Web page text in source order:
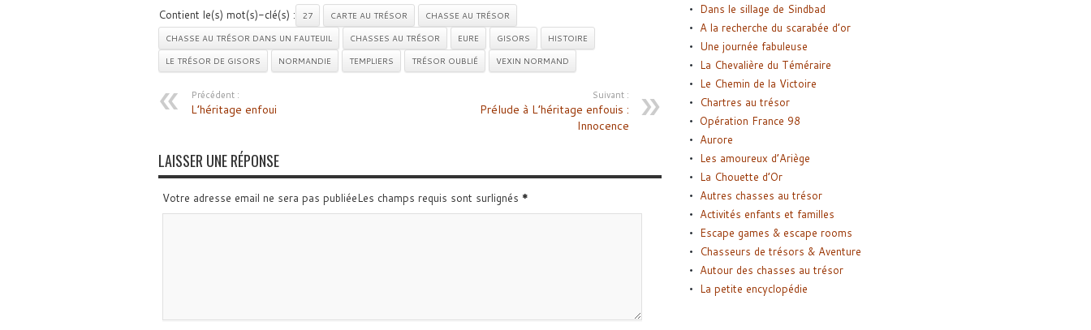
Contient le(s) mot(s)-clé(s) : 27 CARTE AU TRÉSOR
CHASSE AU TRÉSOR
CHASSE AU TRÉSOR DANS UN FAUTEUIL
CHASSES AU TRÉSOR EURE GISORS
HISTOIRE
LE TRÉSOR DE GISORS
NORMANDIE TEMPLIERS TRÉSOR OUBLIÉ VEXIN NORMAND
Précédent :
L’héritage enfoui
Suivant :
Prélude à L’héritage enfouis :
Innocence
LAISSER UNE RÉPONSE
Votre adresse email ne sera pas publiéeLes champs requis sont surlignés *
Dans le sillage de Sindbad
A la recherche du scarabée d’or
Une journée fabuleuse
La Chevalière du Téméraire
Le Chemin de la Victoire
Chartres au trésor
Opération France 98
Aurore
Les amoureux d’Ariège
La Chouette d’Or
Autres chasses au trésor
Activités enfants et familles
Escape games & escape rooms
Chasseurs de trésors & Aventure
Autour des chasses au trésor
La petite encyclopédie